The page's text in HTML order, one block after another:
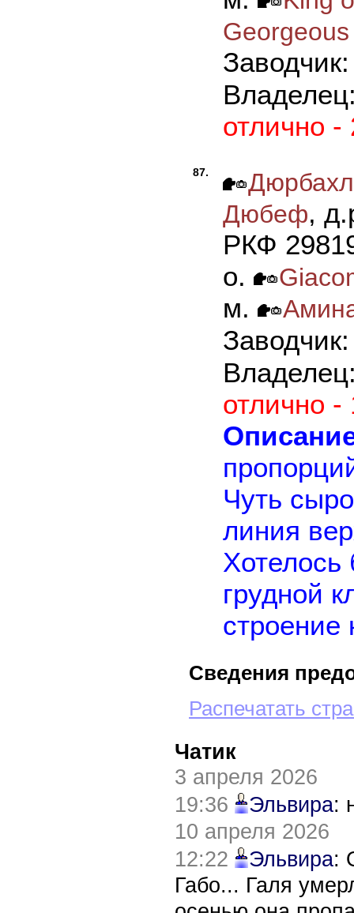
Georgeous
отлично
87.
Дюбеф,
РКФ
о.
м.
отлично
Чуть
линия
грудной
строение
Cведения
Распечатать
Чатик
3 апреля 2026
19:36
Эльвира:
10 апреля 2026
12:22
Эльвира:
Габо... Галя